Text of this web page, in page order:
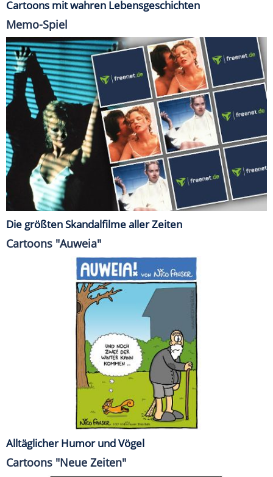
Cartoons mit wahren Lebensgeschichten
Memo-Spiel
Die größten Skandalfilme aller Zeiten
Cartoons "Auweia"
Alltäglicher Humor und Vögel
Cartoons "Neue Zeiten"